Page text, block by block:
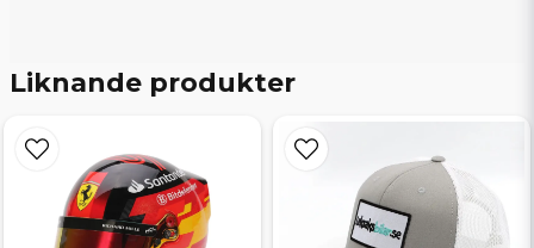
Liknande produkter